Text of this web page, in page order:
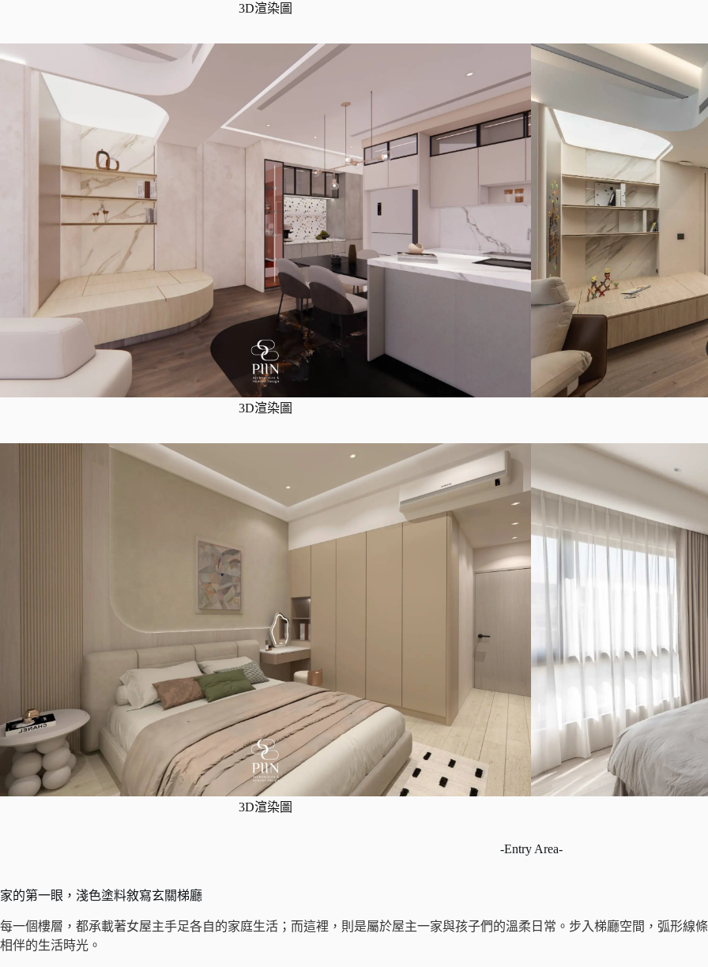
3D渲染圖
3D渲染圖
3D渲染圖
-Entry Area-
家的第一眼，淺色塗料敘寫玄關梯廳
每一個樓層，都承載著女屋主手足各自的家庭生活；而這裡，則是屬於屋主一家與孩子們的溫柔日常。步入梯廳空間，弧形線
相伴的生活時光。